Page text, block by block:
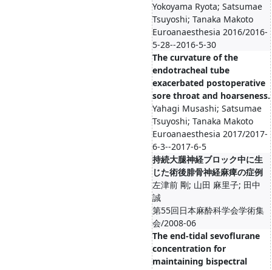
Yokoyama Ryota; Satsumae
Tsuyoshi; Tanaka Makoto
Euroanaesthesia 2016/2016-
5-28--2016-5-30
The curvature of the
endotracheal tube
exacerbated postoperative
sore throat and hoarseness.
Yahagi Musashi; Satsumae
Tsuyoshi; Tanaka Makoto
Euroanaesthesia 2017/2017-
6-3--2017-6-5
持続大腿神経ブロック中に生
じた術後腓骨神経麻痺の症例
左津前 剛; 山田 麻里子; 田中
誠
第55回日本麻酔科学会学術集
会/2008-06
The end-tidal sevoflurane
concentration for
maintaining bispectral